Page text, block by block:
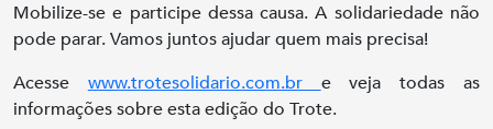
Mobilize-se e participe dessa causa. A solidariedade não
pode parar. Vamos juntos ajudar quem mais precisa!
Acesse www.trotesolidario.com.br e veja todas as
informações sobre esta edição do Trote.